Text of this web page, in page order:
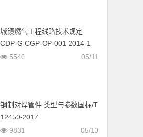
城镇燃气工程线路技术规定
CDP-G-CGP-OP-001-2014-1
05/11
5540
钢制对焊管件 类型与参数国标/T
12459-2017
05/10
9831